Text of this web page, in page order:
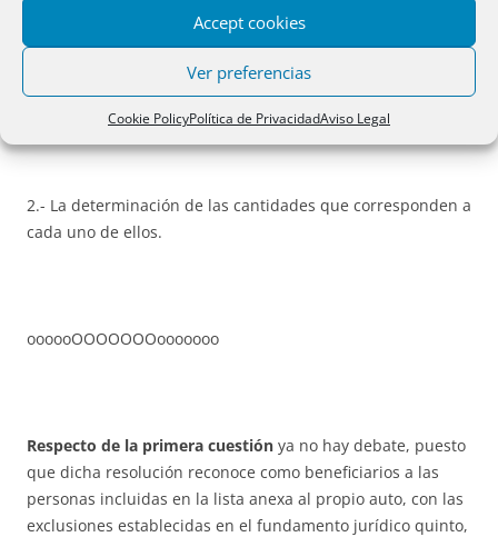
Accept cookies
Ver preferencias
Cookie PolicyPolítica de PrivacidadAviso Legal
1.- La atribución de la cualidad de beneficiarios, en los
términos del artículo 519 de la Ley de Enjuiciamiento Civil,
2.- La determinación de las cantidades que corresponden a
cada uno de ellos.
oooooOOOOOOOooooooo
Respecto de la primera cuestión ya no hay debate, puesto
que dicha resolución reconoce como beneficiarios a las
personas incluidas en la lista anexa al propio auto, con las
exclusiones establecidas en el fundamento jurídico quinto,